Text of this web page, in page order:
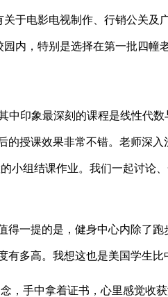
关于电影电视制作、行销公关及
园内，特别是选择在第一批四幢
印象最深刻的课程是线性代
授课效果非常不错。老师深
组结课作业。我们一起讨论
一提的是，健身中心内除了
多高。我想这也是美国学生比
，手中拿着证书，心里感觉收